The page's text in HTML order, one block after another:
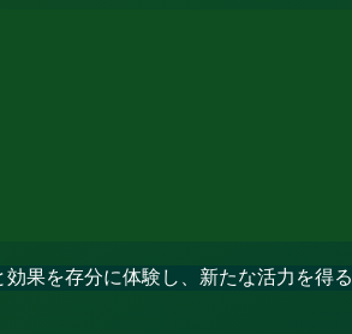
果を存分に体験し、新たな活力を得る